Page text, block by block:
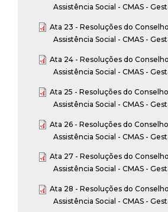
Assistência Social - CMAS -
Ata 23 - Resoluções do
Assistência Social - CMAS -
Ata 24 - Resoluções do
Assistência Social - CMAS -
Ata 25 - Resoluções do
Assistência Social - CMAS -
Ata 26 - Resoluções do
Assistência Social - CMAS -
Ata 27 - Resoluções do
Assistência Social - CMAS -
Ata 28 - Resoluções do
Assistência Social - CMAS -